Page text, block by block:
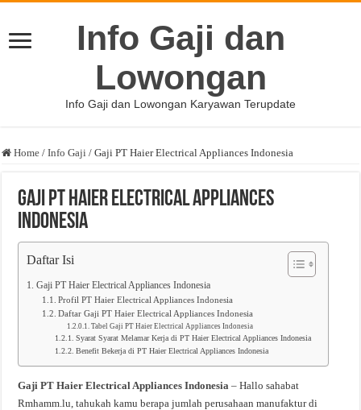
Info Gaji dan
Lowongan
Info Gaji dan Lowongan Karyawan Terupdate
Home / Info Gaji / Gaji PT Haier Electrical Appliances Indonesia
Gaji PT Haier Electrical Appliances
Indonesia
Daftar Isi
Gaji PT Haier Electrical Appliances Indonesia
Profil PT Haier Electrical Appliances Indonesia
Daftar Gaji PT Haier Electrical Appliances Indonesia
Tabel Gaji PT Haier Electrical Appliances Indonesia
Syarat Syarat Melamar Kerja di PT Haier Electrical Appliances Indonesia
Benefit Bekerja di PT Haier Electrical Appliances Indonesia
Gaji PT Haier Electrical Appliances Indonesia – Hallo sahabat
Rmhamm.lu, tahukah kamu berapa jumlah perusahaan manufaktur di